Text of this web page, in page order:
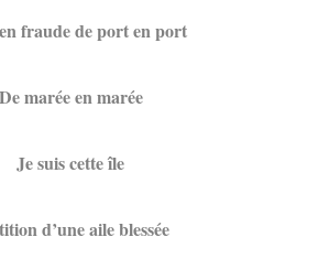
fraude de port en port
De marée en marée
Je suis cette île
d’une aile blessée